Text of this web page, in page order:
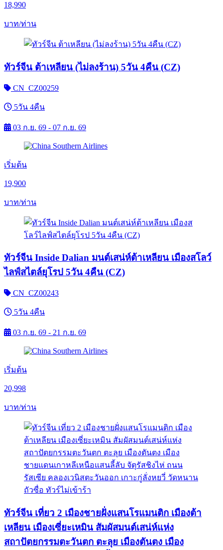
18,990
บาท/ท่าน
ทัวร์จีน ต้าเหลียน (ไม่ลงร้าน) 5วัน 4คืน (CZ)
CN_CZ00259
5วัน 4คืน
03 ก.ย. 69 - 07 ก.ย. 69
เริ่มต้น
19,900
บาท/ท่าน
ทัวร์จีน Inside Dalian มนต์เสน่ห์ต้าเหลียน เมืองสโลว์
ไลฟ์สไตล์ยุโรป 5วัน 4คืน (CZ)
CN_CZ00243
5วัน 4คืน
03 ก.ย. 69 - 21 ก.ย. 69
เริ่มต้น
20,998
บาท/ท่าน
ทัวร์จีน เที่ยว 2 เมืองชายฝั่งแสนโรแมนติก เมืองต้า
เหลียน เมืองเซี่ยะเหมิน สัมผัสมนต์เสน่ห์แห่ง
สถาปัตยกรรมตะวันตก ตะลุย เมืองตันตง เมือง